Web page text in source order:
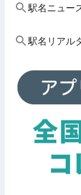
駅名ニュー
駅名リアル